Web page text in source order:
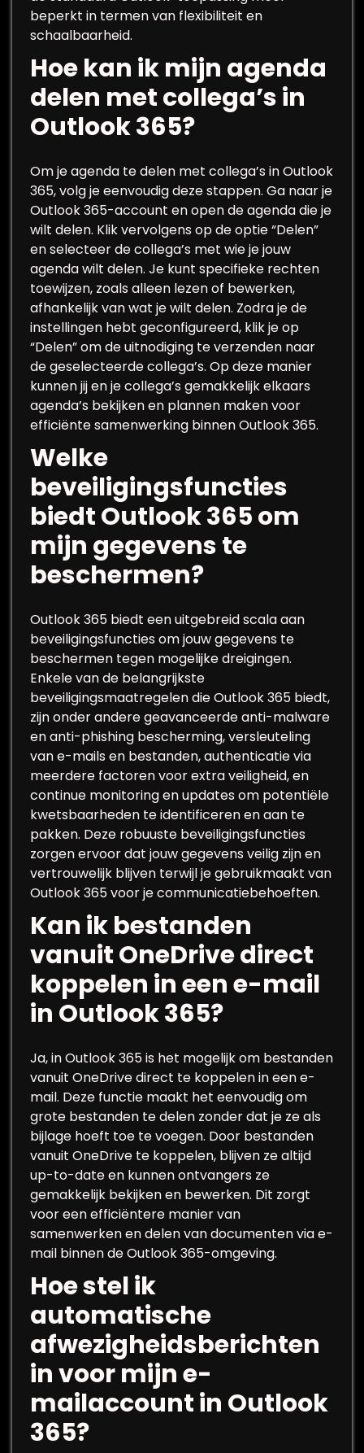
beperkt in termen van flexibiliteit en
schaalbaarheid.
Hoe kan ik mijn agenda
delen met collega’s in
Outlook 365?
Om je agenda te delen met collega’s in Outlook
365, volg je eenvoudig deze stappen. Ga naar je
Outlook 365-account en open de agenda die je
wilt delen. Klik vervolgens op de optie “Delen”
en selecteer de collega’s met wie je jouw
agenda wilt delen. Je kunt specifieke rechten
toewijzen, zoals alleen lezen of bewerken,
afhankelijk van wat je wilt delen. Zodra je de
instellingen hebt geconfigureerd, klik je op
“Delen” om de uitnodiging te verzenden naar
de geselecteerde collega’s. Op deze manier
kunnen jij en je collega’s gemakkelijk elkaars
agenda’s bekijken en plannen maken voor
efficiënte samenwerking binnen Outlook 365.
Welke
beveiligingsfuncties
biedt Outlook 365 om
mijn gegevens te
beschermen?
Outlook 365 biedt een uitgebreid scala aan
beveiligingsfuncties om jouw gegevens te
beschermen tegen mogelijke dreigingen.
Enkele van de belangrijkste
beveiligingsmaatregelen die Outlook 365 biedt,
zijn onder andere geavanceerde anti-malware
en anti-phishing bescherming, versleuteling
van e-mails en bestanden, authenticatie via
meerdere factoren voor extra veiligheid, en
continue monitoring en updates om potentiële
kwetsbaarheden te identificeren en aan te
pakken. Deze robuuste beveiligingsfuncties
zorgen ervoor dat jouw gegevens veilig zijn en
vertrouwelijk blijven terwijl je gebruikmaakt van
Outlook 365 voor je communicatiebehoeften.
Kan ik bestanden
vanuit OneDrive direct
koppelen in een e-mail
in Outlook 365?
Ja, in Outlook 365 is het mogelijk om bestanden
vanuit OneDrive direct te koppelen in een e-
mail. Deze functie maakt het eenvoudig om
grote bestanden te delen zonder dat je ze als
bijlage hoeft toe te voegen. Door bestanden
vanuit OneDrive te koppelen, blijven ze altijd
up-to-date en kunnen ontvangers ze
gemakkelijk bekijken en bewerken. Dit zorgt
voor een efficiëntere manier van
samenwerken en delen van documenten via e-
mail binnen de Outlook 365-omgeving.
Hoe stel ik
automatische
afwezigheidsberichten
in voor mijn e-
mailaccount in Outlook
365?